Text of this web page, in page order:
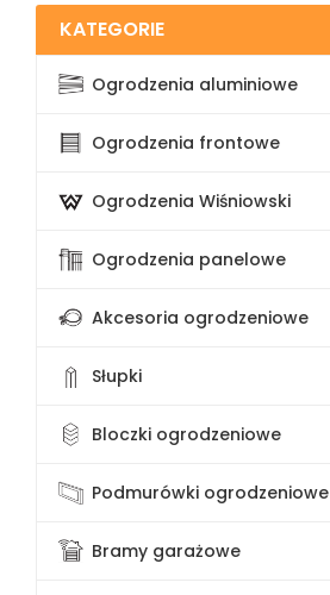
KATEGORIE
Ogrodzenia aluminiowe
Ogrodzenia frontowe
Ogrodzenia Wiśniowski
Ogrodzenia panelowe
Akcesoria ogrodzeniowe
Słupki
Bloczki ogrodzeniowe
Podmurówki ogrodzeniowe
Bramy garażowe